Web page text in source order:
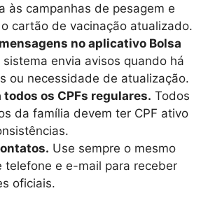
às campanhas de pesagem e
cartão de vacinação atualizado.
no aplicativo Bolsa
sistema envia avisos quando há
ou necessidade de atualização.
os CPFs regulares. Todos
da família devem ter CPF ativo
Use sempre o mesmo
telefone e e-mail para receber
oficiais.